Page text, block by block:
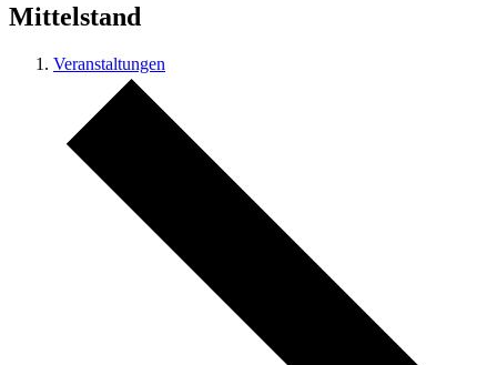
Mittelstand
Veranstaltungen